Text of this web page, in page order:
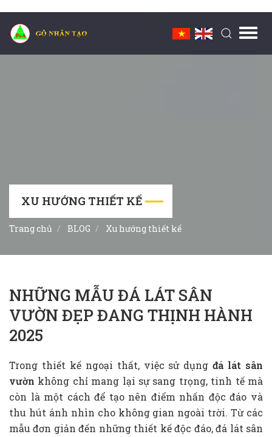
XU HƯỚNG THIẾT KẾ
Trang chủ BLOG Xu hướng thiết kế
NHỮNG MẪU ĐÁ LÁT SÂN
VƯỜN ĐẸP ĐANG THỊNH HÀNH
2025
Trong thiết kế ngoại thất, việc sử dụngđá lát sân
vườn không chỉ mang lại sự sang trọng, tinh tế mà
còn là một cách để tạo nên điểm nhấn độc đáo và
thu hút ánh nhìn cho không gian ngoài trời. Từ các
mẫu đơn giản đến những thiết kế độc đáo, đá lát sân